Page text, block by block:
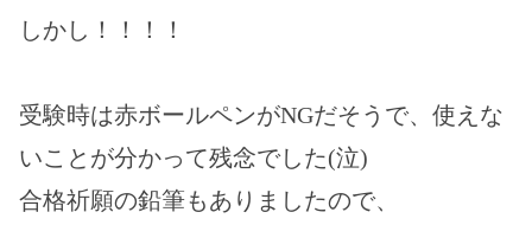
しかし！！！！
受験時は赤ボールペンがNGだそうで、使えな
いことが分かって残念でした(泣)
合格祈願の鉛筆もありましたので、